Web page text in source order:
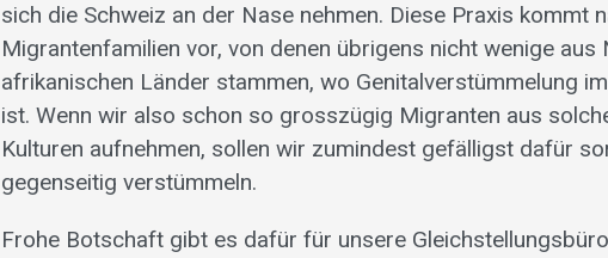
sich die Schweiz an der Nase nehmen. Diese Praxis kommt
Migrantenfamilien vor, von denen übrigens nicht wenige aus
afrikanischen Länder stammen, wo Genitalverstümmelung
ist. Wenn wir also schon so grosszügig Migranten aus
Kulturen aufnehmen, sollen wir zumindest gefälligst dafür
gegenseitig verstümmeln.
Frohe Botschaft gibt es dafür für unsere